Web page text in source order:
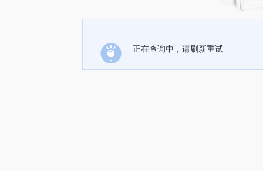
正在查询中，请刷新重试